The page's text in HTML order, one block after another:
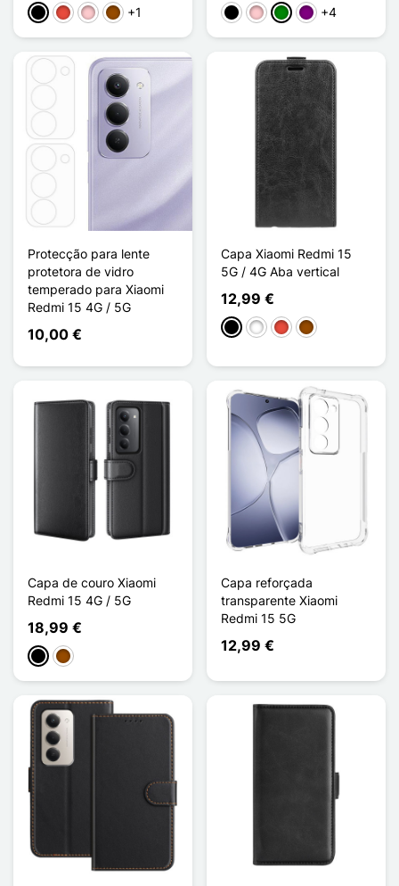
PretoVermelho
RosaCastanho
+1 PretoRosaVerdePúrpura
+4
Protecção para lente
protetora de vidro
temperado para Xiaomi
Redmi 15 4G / 5G
10,00 €
Capa Xiaomi Redmi 15
5G / 4G Aba vertical
12,99 €
PretoBrancoVermelhoCastanho
Capa de couro Xiaomi
Redmi 15 4G / 5G
18,99 €
PretoCastanho
Capa reforçada
transparente Xiaomi
Redmi 15 5G
12,99 €